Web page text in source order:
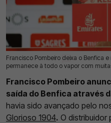
Francisco Pombeiro deixa o Benfica
permanece à todo o vapor com
08 Jul 2026 | 14:13 | 0
Francisco Pombeiro
saída do Benfica através
havia sido avançado pelo
Glorioso 1904. O distribuidor